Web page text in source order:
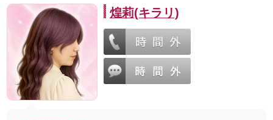
煌莉(キラリ)